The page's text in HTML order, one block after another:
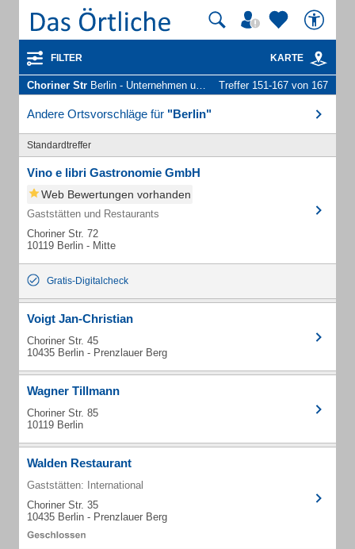
FILTER KARTE
Choriner Str Berlin - Unternehmen und Personen Treffer 151-167 von 167
Andere Ortsvorschläge für "Berlin"
Standardtreffer
Vino e libri Gastronomie GmbH
Web Bewertungen vorhanden
Gaststätten und Restaurants
Choriner Str. 72
10119 Berlin - Mitte
Gratis-Digitalcheck
Voigt Jan-Christian
Choriner Str. 45
10435 Berlin - Prenzlauer Berg
Wagner Tillmann
Choriner Str. 85
10119 Berlin
Walden Restaurant
Gaststätten: International
Choriner Str. 35
10435 Berlin - Prenzlauer Berg